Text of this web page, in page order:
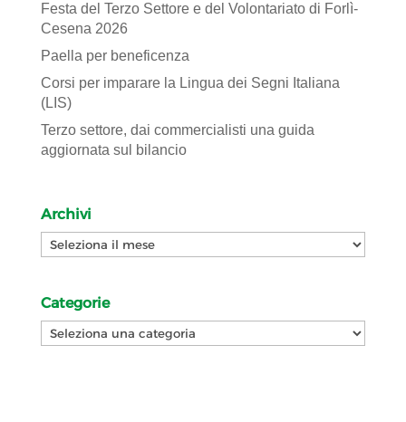
Festa del Terzo Settore e del Volontariato di Forlì-
Cesena 2026
Paella per beneficenza
Corsi per imparare la Lingua dei Segni Italiana
(LIS)
Terzo settore, dai commercialisti una guida
aggiornata sul bilancio
Archivi
Archivi
Categorie
Categorie